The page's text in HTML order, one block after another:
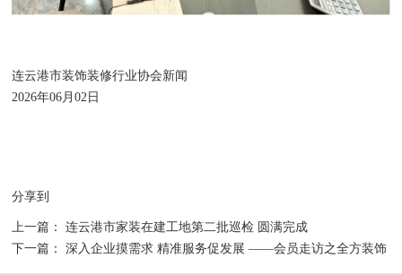
连云港市装饰装修行业协会新闻
2026年06月02日
分享到
上一篇：连云港市家装在建工地第二批巡检 圆满完成
下一篇：深入企业摸需求 精准服务促发展 ——会员走访之全方装饰